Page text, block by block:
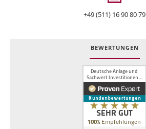
+49 (511) 16 90 80 79
BEWERTUNGEN